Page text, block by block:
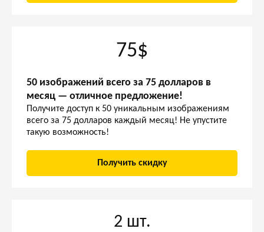
75$
50 изображений всего за 75 долларов в
месяц — отличное предложение!
Получите доступ к 50 уникальным изображениям
всего за 75 долларов каждый месяц! Не упустите
такую возможность!
Получить скидку
2 шт.